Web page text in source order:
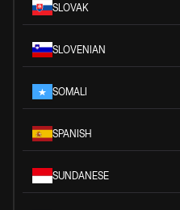
SLOVAK
SLOVENIAN
SOMALI
SPANISH
SUNDANESE